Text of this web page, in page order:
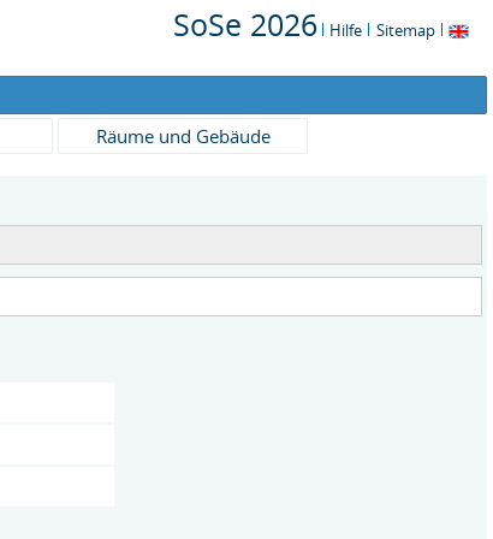
SoSe 2026 Hilfe Sitemap
Räume und Gebäude